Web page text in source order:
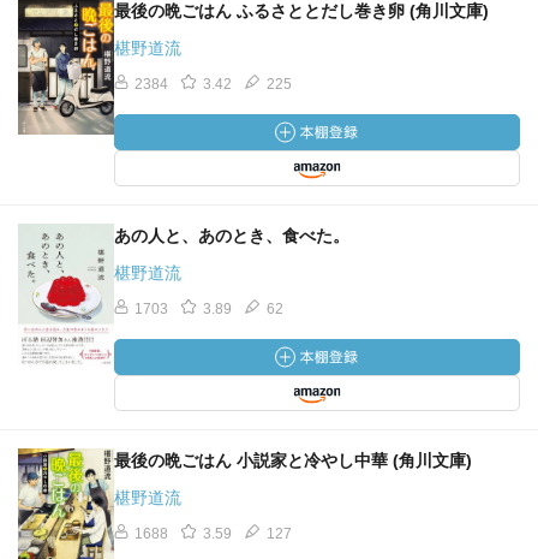
最後の晩ごはん ふるさととだし巻き卵 (角川文庫)
椹野道流
2384 3.42 225
あの人と、あのとき、食べた。
椹野道流
1703 3.89 62
最後の晩ごはん 小説家と冷やし中華 (角川文庫)
椹野道流
1688 3.59 127